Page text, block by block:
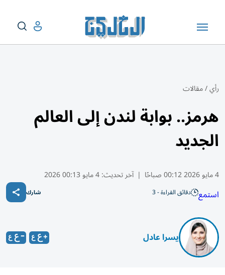
رأي/مقالات
هرمز.. بوابة لندن إلى العالم
الجديد
4 مايو 2026 00:12 صباحًا | آخر تحديث:4 مايو 00:13 2026
استمع دقائق القراءة - 3 شارك
يسرا عادل